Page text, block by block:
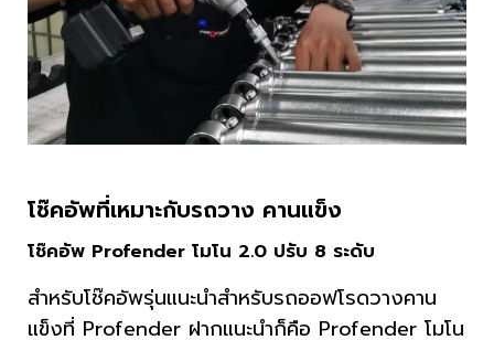
โช๊คอัพที่เหมาะกับรถวาง คานแข็ง
โช๊คอัพ Profender โมโน 2.0 ปรับ 8 ระดับ
สำหรับโช๊คอัพรุ่นแนะนำสำหรับรถออฟโรดวางคาน
แข็งที่ Profender ฝากแนะนำก็คือ Profender โมโน